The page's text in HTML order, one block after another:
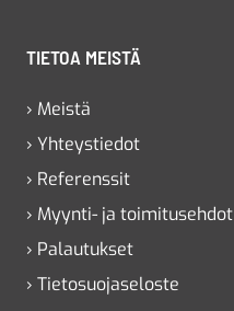
TIETOA MEISTÄ
› Meistä
› Yhteystiedot
› Referenssit
› Myynti- ja toimitusehdot
› Palautukset
› Tietosuojaseloste